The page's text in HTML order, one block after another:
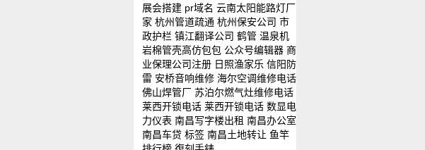
展会搭建 pr域名 云南太阳能路灯厂
家 杭州管道疏通 杭州保安公司 市
政护栏 镇江翻译公司 鹤管 温泉机
岩棉管壳高仿包包 公众号编辑器 商
业保理公司注册 日照渔家乐 信阳防
雷 安桥音响维修 海尔空调维修电话
佛山焊管厂 苏泊尔燃气灶维修电话
莱西开锁电话 莱西开锁电话 数显电
力仪表 南昌写字楼出租 南昌办公室
南昌车贷 标签 南昌土地转让 鱼竿